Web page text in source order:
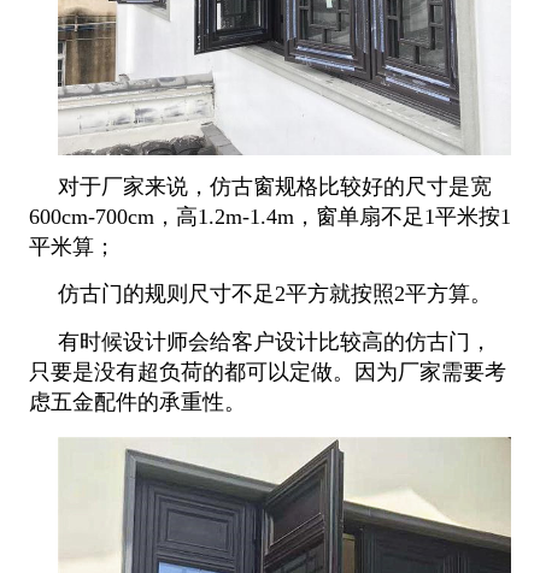
对于厂家来说，仿古窗规格比较好的尺寸是宽
600cm-700cm，高1.2m-1.4m，窗单扇不足1平米按1
平米算；
仿古门的规则尺寸不足2平方就按照2平方算。
有时候设计师会给客户设计比较高的仿古门，
只要是没有超负荷的都可以定做。因为厂家需要考
虑五金配件的承重性。